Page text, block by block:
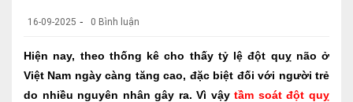
16-09-2025 - 0 Bình luận
Hiện nay, theo thống kê cho thấy tỷ lệ đột quỵ não ở
Việt Nam ngày càng tăng cao, đặc biệt đối với người trẻ
do nhiều nguyên nhân gây ra. Vì vậytầm soát đột quỵ